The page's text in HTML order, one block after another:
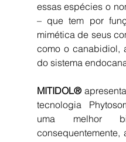
essas espécies o
– que tem por
mimética de seus
como o canabidiol,
do sistema
MITIDOL®
tecnologia
uma melhor